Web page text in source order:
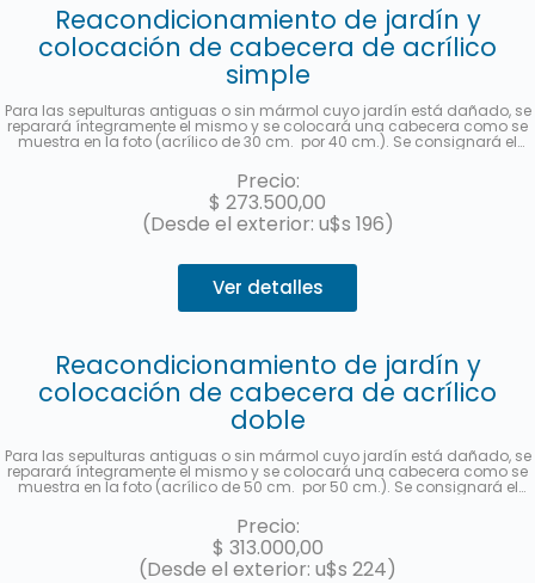
Reacondicionamiento de jardín y
colocación de cabecera de acrílico
simple
Para las sepulturas antiguas o sin mármol cuyo jardín está dañado, se
reparará íntegramente el mismo y se colocará una cabecera como se
muestra en la foto (acrílico de 30 cm. por 40 cm.). Se consignará el
castellano y hebreo más la ubicación (manzana, tablón y sepultura). Se
enviará una foto una vez finalizado el trabajo. Hasta 3 cuotas sin interés
con MercadoPago.
Precio:
$ 273.500,00
(Desde el exterior: u$s 196)
Ver detalles
Reacondicionamiento de jardín y
colocación de cabecera de acrílico
doble
Para las sepulturas antiguas o sin mármol cuyo jardín está dañado, se
reparará íntegramente el mismo y se colocará una cabecera como se
muestra en la foto (acrílico de 50 cm. por 50 cm.). Se consignará el
castellano y hebreo más la ubicación (manzana, tablón y sepultura) de
cada fallecido. Se enviará una foto una vez finalizado el trabajo. Hasta 3
cuotas sin interés con MercadoPago.
Precio:
$ 313.000,00
(Desde el exterior: u$s 224)